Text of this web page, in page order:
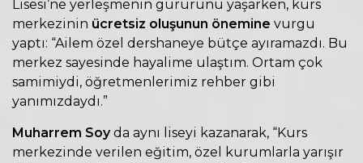
Lisesi’ne yerleşmenin gururunu yaşarken, kurs
merkezinin ücretsiz oluşunun önemine vurgu
yaptı: “Ailem özel dershaneye bütçe ayıramazdı. Bu
merkez sayesinde hayalime ulaştım. Ortam çok
samimiydi, öğretmenlerimiz rehber gibi
yanımızdaydı.”
Muharrem Soyda aynı liseyi kazanarak, “Kurs
merkezinde verilen eğitim, özel kurumlarla yarışır